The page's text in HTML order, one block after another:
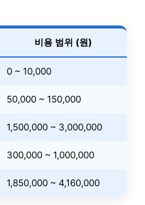
비용 범위 (원)
0 ~ 10,000
50,000 ~ 150,000
1,500,000 ~ 3,000,000
300,000 ~ 1,000,000
1,850,000 ~ 4,160,000